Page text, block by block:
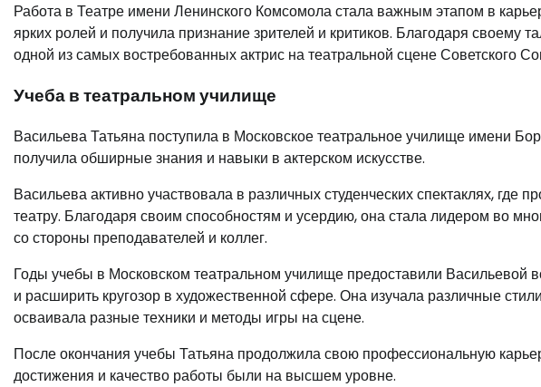
Работа в Театре имени Ленинского Комсомола стала важным этапом в
ярких ролей и получила признание зрителей и критиков. Благодаря своему
одной из самых востребованных актрис на театральной сцене Советского
Учеба в театральном училище
Васильева Татьяна поступила в Московское театральное училище имени
получила обширные знания и навыки в актерском искусстве.
Васильева активно участвовала в различных студенческих спектаклях, где
театру. Благодаря своим способностям и усердию, она стала лидером во
со стороны преподавателей и коллег.
Годы учебы в Московском театральном училище предоставили Васильевой
и расширить кругозор в художественной сфере. Она изучала различные
осваивала разные техники и методы игры на сцене.
После окончания учебы Татьяна продолжила свою профессиональную
достижения и качество работы были на высшем уровне.